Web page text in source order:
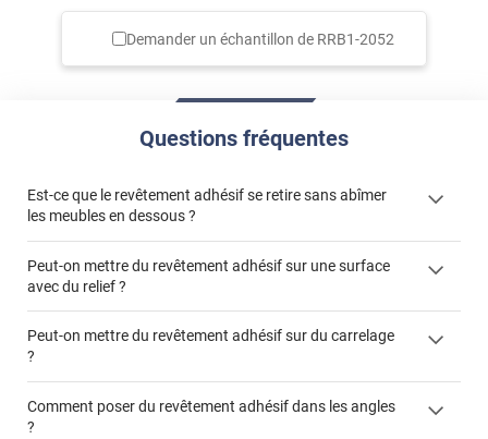
Demander un échantillon de RRB1-2052
Questions fréquentes
Est-ce que le revêtement adhésif se retire sans abîmer
les meubles en dessous ?
colle
Peut-on mettre du revêtement adhésif sur une surface
avec du relief ?
Peut-on mettre du revêtement adhésif sur du carrelage
?
Comment poser du revêtement adhésif dans les angles
?